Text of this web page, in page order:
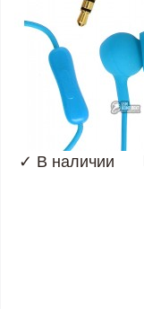
✓ В наличии